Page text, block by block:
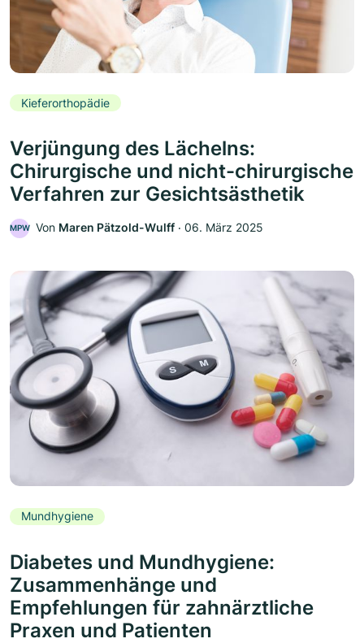
Kieferorthopädie
Verjüngung des Lächelns:
Chirurgische und nicht-chirurgische
Verfahren zur Gesichtsästhetik
MPW Von Maren Pätzold-Wulff ‧ 06. März 2025
Mundhygiene
Diabetes und Mundhygiene:
Zusammenhänge und
Empfehlungen für zahnärztliche
Praxen und Patienten